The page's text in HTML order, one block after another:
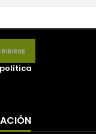
política